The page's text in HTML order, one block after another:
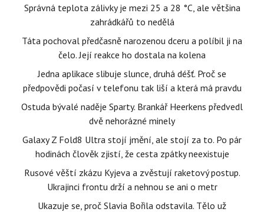
Správná teplota zálivky je mezi 25 a 28 °C, ale většina
zahrádkářů to nedělá
Táta pochoval předčasně narozenou dceru a políbil ji na
čelo. Její reakce ho dostala na kolena
Jedna aplikace slibuje slunce, druhá déšť. Proč se
předpovědi počasí v telefonu tak liší a která má pravdu
Ostuda bývalé naděje Sparty. Brankář Heerkens předvedl
dvě nehorázné minely
Galaxy Z Fold8 Ultra stojí jmění, ale stojí za to. Po pár
hodinách člověk zjistí, že cesta zpátky neexistuje
Rusové věští zkázu Kyjeva a zvěstují raketový postup.
Ukrajinci frontu drží a nehnou se ani o metr
Ukazuje se, proč Slavia Bořila odstavila. Tělo už